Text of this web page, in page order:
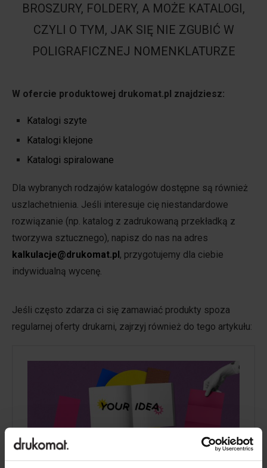
BROSZURY, FOLDERY, A MOŻE KATALOGI,
CZYLI O TYM, JAK SIĘ NIE ZGUBIĆ W
POLIGRAFICZNEJ NOMENKLATURZE
W ofercie produktowej drukomat.pl znajdziesz:
Katalogi szyte
Katalogi klejone
Katalogi spiralowane
Dla wybranych rodzajów katalogów dostępne są również
uszlachetnienia. Jeśli interesuje cię niestandardowe
rozwiązanie (np. katalog z zadrukowaną przekładką z
tworzywa sztucznego), napisz do nas na adres
kalkulacje@drukomat.pl, przygotujemy dla ciebie
indywidualną wycenę.
Jeśli często zdarza ci się zamawiać produkty spoza
regularnej oferty drukarni, zajrzyj również do tego artykułu: